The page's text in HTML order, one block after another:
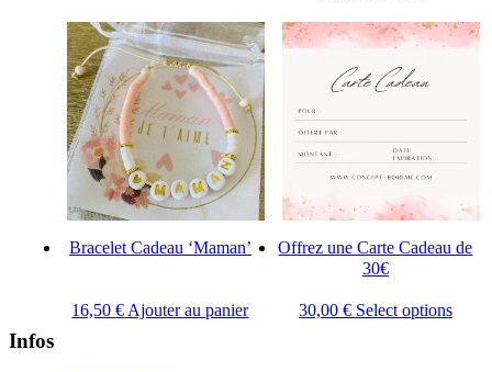
Bracelet Cadeau ‘Maman’
16,50€ Ajouter au panier
Offrez une Carte Cadeau de
30€
30,00 € Select options
Infos